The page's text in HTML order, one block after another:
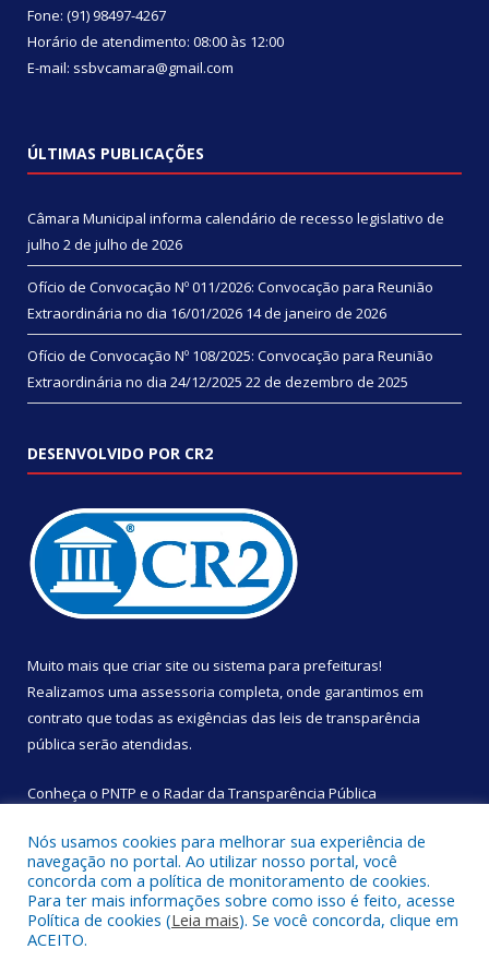
Fone: (91) 98497-4267
Horário de atendimento: 08:00 às 12:00
E-mail: ssbvcamara@gmail.com
ÚLTIMAS PUBLICAÇÕES
Câmara Municipal informa calendário de recesso legislativo de
julho 2 de julho de 2026
Ofício de Convocação Nº 011/2026: Convocação para Reunião
Extraordinária no dia 16/01/2026 14 de janeiro de 2026
Ofício de Convocação Nº 108/2025: Convocação para Reunião
Extraordinária no dia 24/12/2025 22 de dezembro de 2025
DESENVOLVIDO POR CR2
Muito mais que criar site ou sistema para prefeituras!
Realizamos uma assessoria completa, onde garantimos em
contrato que todas as exigências das leis de transparência
pública serão atendidas.
Conheça o PNTP e o Radar da Transparência Pública
Todos os direitos reservados a Câmara Municipal de São
Sebastião da Boa Vista.
Nós usamos cookies para melhorar sua experiência de
navegação no portal. Ao utilizar nosso portal, você
concorda com a política de monitoramento de cookies.
Para ter mais informações sobre como isso é feito, acesse
Política de cookies (Leia mais). Se você concorda, clique em
ACEITO.